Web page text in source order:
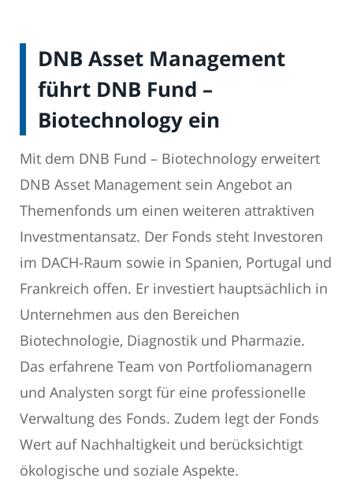
DNB Asset Management
führt DNB Fund –
Biotechnology ein
Mit dem DNB Fund – Biotechnology erweitert
DNB Asset Management sein Angebot an
Themenfonds um einen weiteren attraktiven
Investmentansatz. Der Fonds steht Investoren
im DACH-Raum sowie in Spanien, Portugal und
Frankreich offen. Er investiert hauptsächlich in
Unternehmen aus den Bereichen
Biotechnologie, Diagnostik und Pharmazie.
Das erfahrene Team von Portfoliomanagern
und Analysten sorgt für eine professionelle
Verwaltung des Fonds. Zudem legt der Fonds
Wert auf Nachhaltigkeit und berücksichtigt
ökologische und soziale Aspekte.